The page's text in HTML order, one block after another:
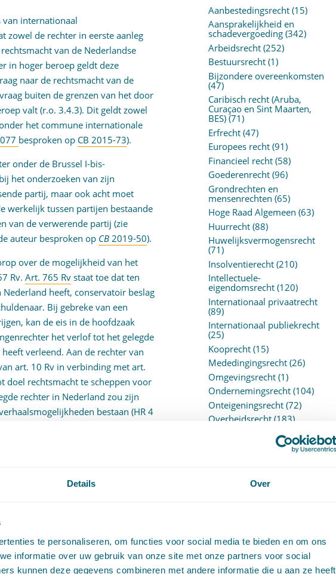
Details Over
te personaliseren, om functies voor social media te bieden en om ons
informatie over uw gebruik van onze site met onze partners voor social
kunnen deze gegevens combineren met andere informatie die u aan ze heeft
van internationaal
zowel de rechter in eerste aanleg
van de Nederlandse
in hoger beroep geldt deze
naar de rechtsmacht van de
buiten de grenzen van het door
valt (r.o. 3.4.3). Dit geldt zowel
het commune internationale
besproken op CB 2015-73).
onder de Brussel I-bis-
het onderzoeken van zijn
partij, maar ook acht moet
werkelijk tussen partijen bestaande
van de verwerende partij (zie
auteur besproken op CB2019-50).
over de mogelijkheid van het
Rv.Art. 765 Rv staat toe dat ten
heeft, conservatoir beslag
Bij gebreke van een
kan de eis in de hoofdzaak
het verlof tot het gelegde
verleend. Aan de rechter van
art. 10 Rv in verbinding met art.
doel rechtsmacht te scheppen voor
rechter in Nederland zou zijn
bestaan (HR 4
afgeleid dat dit de criteria zijn
767 Rv:
verleend tot het leggen van
van dat beslagverlof
767 Rv;
toe op een andere grondslag, zoals
Aanbestedingsrecht(15)
Aansprakelijkheid en
schadevergoeding(342)
Arbeidsrecht(252)
Bestuursrecht(1)
Bijzondere overeenkomsten
(47)
Caribisch recht (Aruba,
Curaçao en Sint Maarten,
BES)(71)
Erfrecht(47)
Europees recht(91)
Financieel recht(58)
Goederenrecht(96)
Grondrechten en
mensenrechten (65)
Hoge Raad Algemeen (63)
Huurrecht(88)
Huwelijksvermogensrecht
(71)
Insolventierecht(210)
Intellectuele-
eigendomsrecht(120)
Internationaal privaatrecht
(89)
Internationaal publiekrecht
(25)
Kooprecht(15)
Mededingingsrecht(26)
Omgevingsrecht(1)
Ondernemingsrecht(104)
Onteigeningsrecht(72)
Overheidsrecht(183)
(27)
Personen- en familierecht
(28)
Strafrecht(12)
Verbintenissenrecht(323)